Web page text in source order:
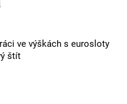
ve výškách s eurosloty
štít